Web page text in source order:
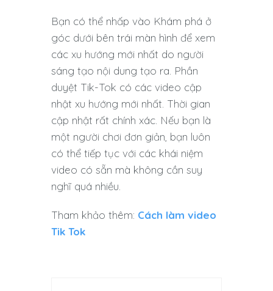
Bạn có thể nhấp vào Khám phá ở
góc dưới bên trái màn hình để xem
các xu hướng mới nhất do người
sáng tạo nội dung tạo ra. Phần
duyệt Tik-Tok có các video cập
nhật xu hướng mới nhất. Thời gian
cập nhật rất chính xác. Nếu bạn là
một người chơi đơn giản, bạn luôn
có thể tiếp tục với các khái niệm
video có sẵn mà không cần suy
nghĩ quá nhiều.
Tham khảo thêm: Cách làm video
Tik Tok